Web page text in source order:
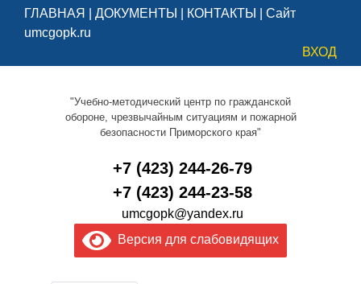
ГЛАВНАЯ ДОКУМЕНТЫ КОНТАКТЫ
Сайт
umcgopk.ru
ВХОД
"Учебно-методический центр по гражданской
обороне, чрезвычайным ситуациям и пожарной
безопасности Приморского края"
+7 (423) 244-26-79
+7 (423) 244-23-58
umcgopk@yandex.ru
Версия для слабовидящих